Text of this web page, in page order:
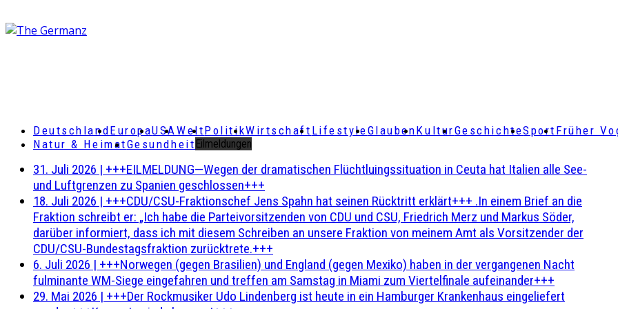
DeutschlandEuropaUSAWeltPolitikWirtschaft LifestyleGlaubenKulturGeschichteSport Früher
Natur & HeimatGesundheit Eilmeldungen
31. Juli 2026 | +++EILMELDUNG—Wegen der dramatischen Flüchtluingssituation in Ceuta hat Italien alle See-
und Luftgrenzen zu Spanien geschlossen+++
18. Juli 2026 | +++CDU/CSU-Fraktionschef Jens Spahn hat seinen Rücktritt erklärt+++ .In einem Brief an die
Fraktion schreibt er: „Ich habe die Parteivorsitzenden von CDU und CSU, Friedrich Merz und Markus Söder,
darüber informiert, dass ich mit diesem Schreiben an unsere Fraktion von meinem Amt als Vorsitzender der
CDU/CSU-Bundestagsfraktion zurücktrete.+++
6. Juli 2026 | +++Norwegen (gegen Brasilien) und England (gegen Mexiko) haben in der vergangenen Nacht
fulminante WM-Siege eingefahren und treffen am Samstag in Miami zum Viertelfinale aufeinander+++
29. Mai 2026 | +++Der Rockmusiker Udo Lindenberg ist heute in ein Hamburger Krankenhaus eingeliefert